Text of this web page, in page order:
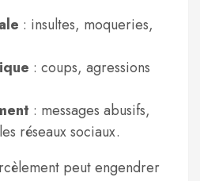
: insultes, moqueries,
: coups, agressions
: messages abusifs,
réseaux sociaux.
peut engendrer